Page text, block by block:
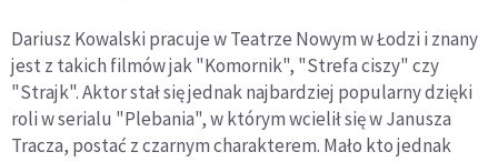
Dariusz Kowalski pracuje w Teatrze Nowym w Łodzi i znany
jest z takich filmów jak "Komornik", "Strefa ciszy" czy
"Strajk". Aktor stał się jednak najbardziej popularny dzięki
roli w serialu "Plebania", w którym wcielił się w Janusza
Tracza, postać z czarnym charakterem. Mało kto jednak